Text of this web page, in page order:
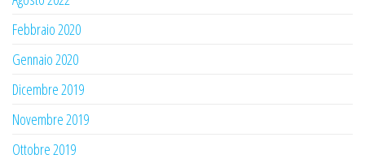
Febbraio 2020
Gennaio 2020
Dicembre 2019
Novembre 2019
Ottobre 2019